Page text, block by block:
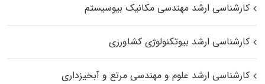
کارشناسی ارشد مهندسی مکانیک بیوسیستم
کارشناسی ارشد بیوتکنولوژی کشاورزی
کارشناسی ارشد علوم و مهندسی مرتع و آبخیزداری